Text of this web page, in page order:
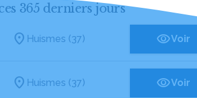
365 derniers jours
Huismes (37) Voir
Huismes (37) Voir